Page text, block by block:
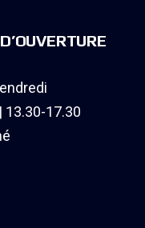
13.30-17.30